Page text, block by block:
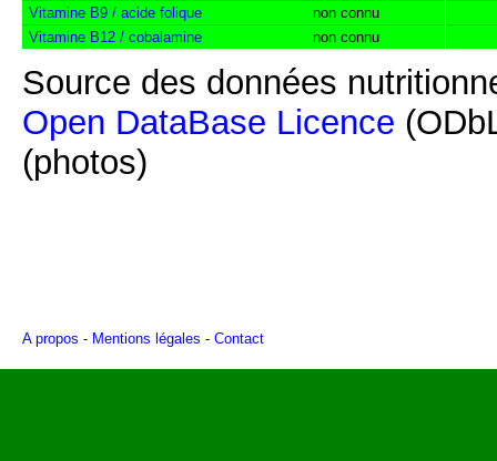
Vitamine B9 / acide folique
non connu
Vitamine B12 / cobalamine
non connu
Source des données
Open DataBase Licence
(photos)
A propos - Mentions légales - Contact